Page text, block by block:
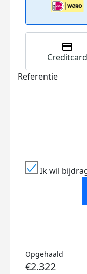
Creditcard
Referentie
Ik wil
Opgehaald
€2.322